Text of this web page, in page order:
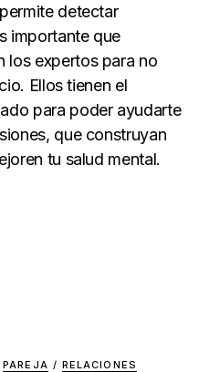
detectar
importante que
los expertos para no
Ellos tienen el
para poder ayudarte
que construyan
tu salud mental.
PAREJA / RELACIONES